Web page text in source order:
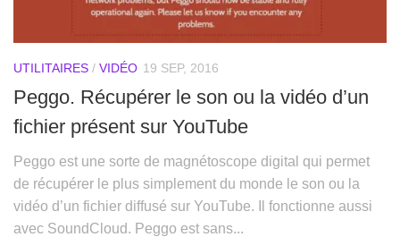
UTILITAIRES / VIDÉO 19 SEP, 2016
Peggo. Récupérer le son ou la vidéo d’un
fichier présent sur YouTube
Peggo est une sorte de magnétoscope digital qui permet
de récupérer le plus simplement du monde le son ou la
vidéo d’un fichier diffusé sur YouTube. Il fonctionne aussi
avec SoundCloud. Peggo est sans...